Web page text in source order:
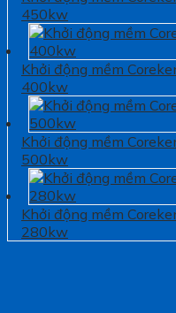
450kw
Khởi động mềm
400kw
Khởi động mềm
500kw
Khởi động mềm
280kw